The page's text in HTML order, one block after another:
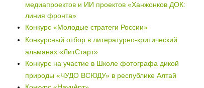
медиапроектов и ИИ проектов «Ханжонков ДОК:
линия фронта»
Конкурс «Молодые стратеги России»
Конкурсный отбор в литературно-критический
альманах «ЛитСтарт»
Конкурс на участие в Школе фотографа дикой
природы «ЧУДО ВСЮДУ» в республике Алтай